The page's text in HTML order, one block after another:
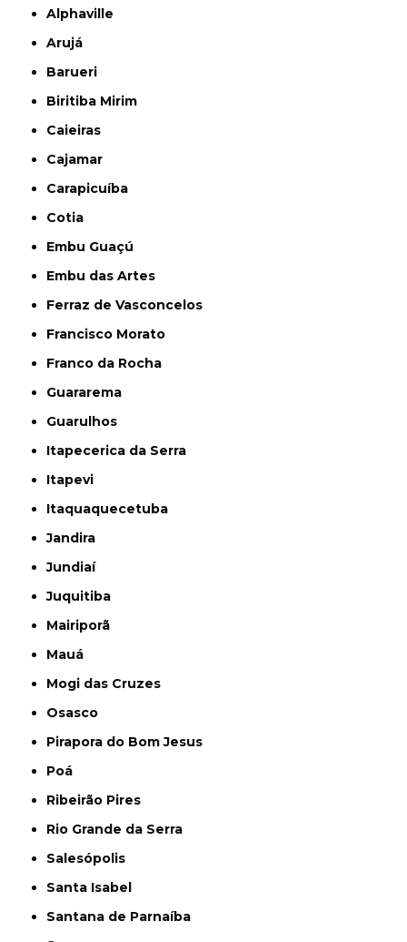
Alphaville
Arujá
Barueri
Biritiba Mirim
Caieiras
Cajamar
Carapicuíba
Cotia
Embu Guaçú
Embu das Artes
Ferraz de Vasconcelos
Francisco Morato
Franco da Rocha
Guararema
Guarulhos
Itapecerica da Serra
Itapevi
Itaquaquecetuba
Jandira
Jundiaí
Juquitiba
Mairiporã
Mauá
Mogi das Cruzes
Osasco
Pirapora do Bom Jesus
Poá
Ribeirão Pires
Rio Grande da Serra
Salesópolis
Santa Isabel
Santana de Parnaíba